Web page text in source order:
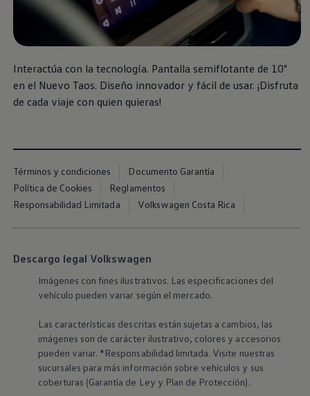
Interactúa con la tecnología. Pantalla semiflotante de 10"
en el Nuevo Taos. Diseño innovador y fácil de usar. ¡Disfruta
de cada viaje con quien quieras!
Términos y condiciones
Documento Garantía
Política de Cookies
Reglamentos
Responsabilidad Limitada
Volkswagen Costa Rica
Descargo legal Volkswagen
Imágenes con fines ilustrativos. Las especificaciones del
vehículo pueden variar según el mercado.
Las características descritas están sujetas a cambios, las
imágenes son de carácter ilustrativo, colores y accesorios
pueden variar. *Responsabilidad limitada. Visite nuestras
sucursales para más información sobre vehículos y sus
coberturas (Garantía de Ley y Plan de Protección).